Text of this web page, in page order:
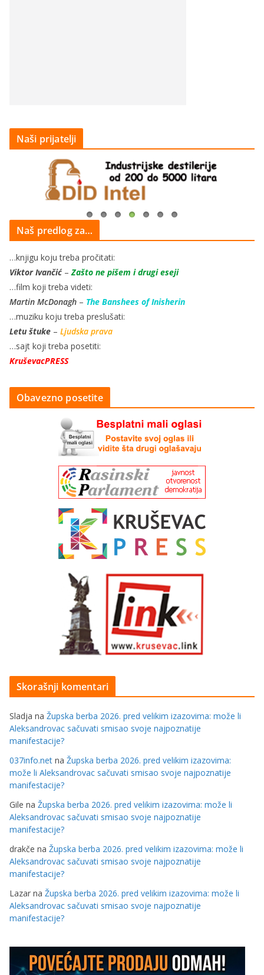
Naši prijatelji
Naš predlog za…
…knjigu koju treba pročitati:
Viktor Ivančić– Zašto ne pišem i drugi eseji
…film koji treba videti:
Martin McDonagh – The Banshees of Inisherin
…muziku koju treba preslušati:
Letu štuke – Ljudska prava
…sajt koji treba posetiti:
KruševacPRESS
Obavezno posetite
Skorašnji komentari
Sladja na Župska berba 2026. pred velikim izazovima: može li
Aleksandrovac sačuvati smisao svoje najpoznatije
manifestacije?
037info.net na Župska berba 2026. pred velikim izazovima:
može li Aleksandrovac sačuvati smisao svoje najpoznatije
manifestacije?
Gile na Župska berba 2026. pred velikim izazovima: može li
Aleksandrovac sačuvati smisao svoje najpoznatije
manifestacije?
drakče na Župska berba 2026. pred velikim izazovima: može li
Aleksandrovac sačuvati smisao svoje najpoznatije
manifestacije?
Lazar na Župska berba 2026. pred velikim izazovima: može li
Aleksandrovac sačuvati smisao svoje najpoznatije
manifestacije?